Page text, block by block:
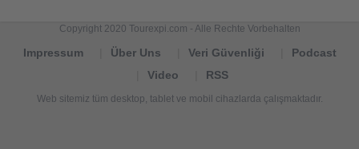
Copyright 2020 Tourexpi.com - Alle Rechte Vorbehalten
Impressum Über Uns Veri Güvenliği
Podcast
Video
RSS
Web sitemiz tüm desktop, tablet ve mobil cihazlarda çalışmaktadır.